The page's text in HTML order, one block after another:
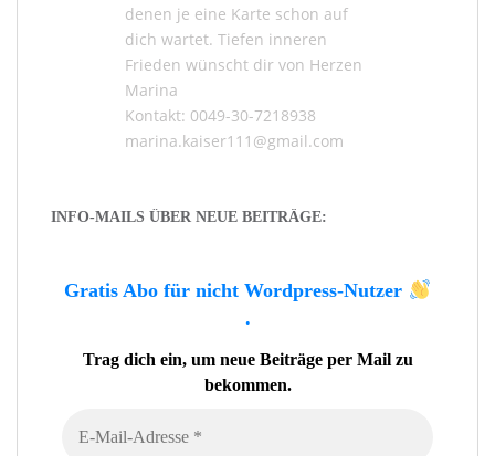
denen je eine Karte schon auf
dich wartet. Tiefen inneren
Frieden wünscht dir von Herzen
Marina
Kontakt: 0049-30-7218938
marina.kaiser111@gmail.com
INFO-MAILS ÜBER NEUE BEITRÄGE:
Gratis Abo für nicht Wordpress-Nutzer
.
Trag dich ein, um neue Beiträge per Mail zu
bekommen.